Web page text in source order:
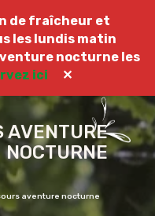
de fraîcheur et
les lundis matin
nocturne les
ici ✕
AVENTURE
NOCTURNE
aventure nocturne